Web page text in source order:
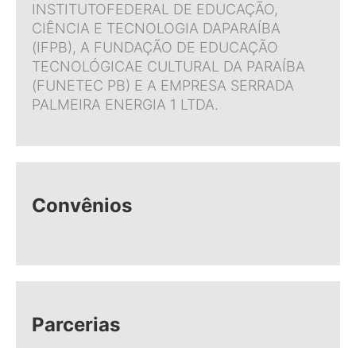
INSTITUTOFEDERAL DE EDUCAÇÃO,
CIÊNCIA E TECNOLOGIA DAPARAÍBA
(IFPB), A FUNDAÇÃO DE EDUCAÇÃO
TECNOLÓGICAE CULTURAL DA PARAÍBA
(FUNETEC PB) E A EMPRESA SERRADA
PALMEIRA ENERGIA 1 LTDA.
Convênios
Parcerias